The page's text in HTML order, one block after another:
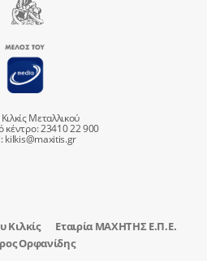
Μεταλλικού
κέντρο: 23410 22 900
kilkis@maxitis.gr
Κιλκίς
Εταιρία ΜΑΧΗΤΗΣ Ε.Π.Ε.
Ορφανίδης